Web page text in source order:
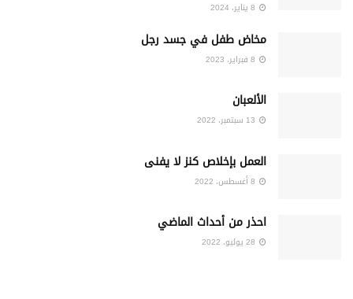
مخاض طفل في جسد رجل
الألعبان
العمل بإخلاص كنز لا يفنى
احذر من أحداث الماضي